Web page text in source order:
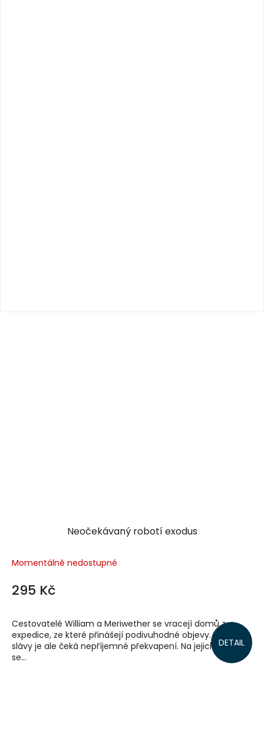
Neočekávaný robotí exodus
Momentálně nedostupné
295 Kč
DETAIL
Cestovatelé William a Meriwether se vracejí domů z
expedice, ze které přinášejí podivuhodné objevy. Místo
slávy je ale čeká nepříjemné překvapení. Na jejich výpravu
se...